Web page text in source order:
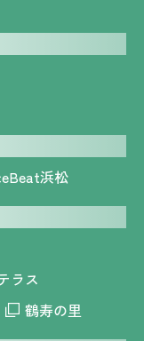
浜松
ラス
鶴寿の里